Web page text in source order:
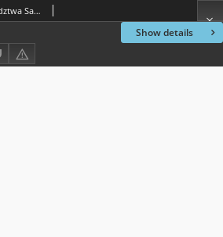
Show details
Dziennik Urzędowy Województwa Sandomierskiego, 1823, nr 16